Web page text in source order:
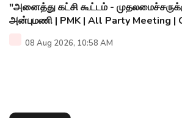
"அனைத்து கட்சி கூட்டம் -
அன்புமணி | PMK | All Party Meeting |
08 Aug 2026, 10:58 AM